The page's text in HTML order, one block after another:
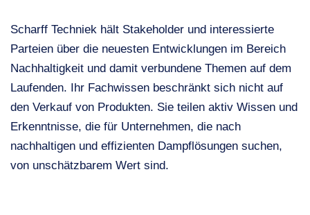
Scharff Techniek hält Stakeholder und interessierte
Parteien über die neuesten Entwicklungen im Bereich
Nachhaltigkeit und damit verbundene Themen auf dem
Laufenden. Ihr Fachwissen beschränkt sich nicht auf
den Verkauf von Produkten. Sie teilen aktiv Wissen und
Erkenntnisse, die für Unternehmen, die nach
nachhaltigen und effizienten Dampflösungen suchen,
von unschätzbarem Wert sind.